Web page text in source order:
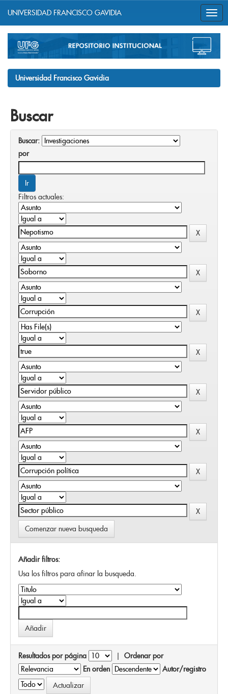
navigation
UNIVERSIDAD FRANCISCO GAVIDIA
Universidad Francisco Gavidia
Buscar
Buscar:
por
Filtros actuales:
Comenzar nueva busqueda
Añadir filtros:
Usa los filtros para afinar la busqueda.
Resultados por página | Ordenar por
En orden
Autor/registro